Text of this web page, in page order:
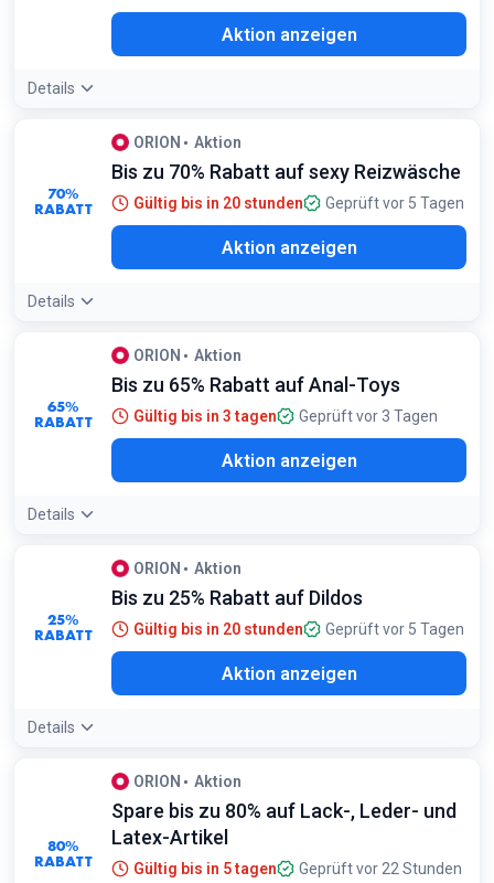
Aktion anzeigen
Details
70%
RABATT
ORION Aktion
Bis zu 70% Rabatt auf sexy Reizwäsche
Gültig bis in 20 stunden Geprüft vor 5 Tagen
Aktion anzeigen
Details
65%
RABATT
ORION Aktion
Bis zu 65% Rabatt auf Anal-Toys
Gültig bis in 3 tagen Geprüft vor 3 Tagen
Aktion anzeigen
Details
25%
RABATT
ORION Aktion
Bis zu 25% Rabatt auf Dildos
Gültig bis in 20 stunden Geprüft vor 5 Tagen
Aktion anzeigen
Details
80%
RABATT
ORION Aktion
Spare bis zu 80% auf Lack-, Leder- und
Latex-Artikel
Gültig bis in 5 tagen Geprüft vor 22 Stunden